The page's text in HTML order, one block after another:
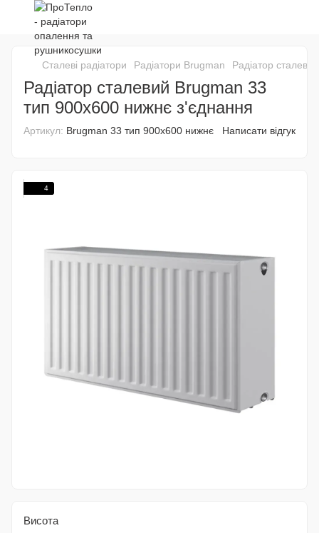
Сталеві радіатори Радіатори Brugman Радіатор
Радіатор сталевий Brugman 33
тип 900х600 нижнє з'єднання
Артикул: Brugman 33 тип 900х600 нижнє Написати відгук
4
Висота